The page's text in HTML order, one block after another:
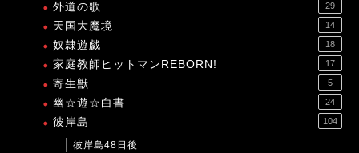
外道の歌 29
天国大魔境 14
奴隷遊戯 18
家庭教師ヒットマンREBORN! 17
寄生獣 5
幽☆遊☆白書 24
彼岸島 104
彼岸島48日後